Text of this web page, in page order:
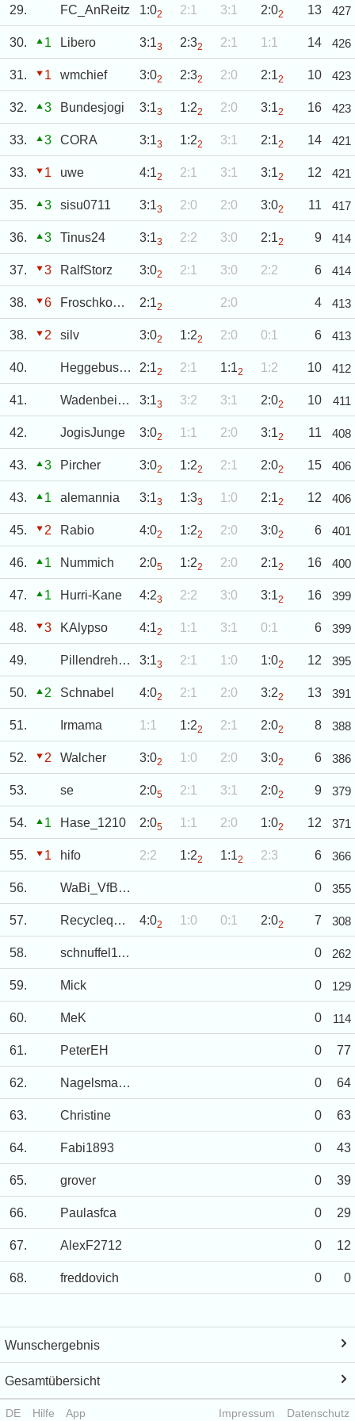
29. FC_AnReitz 1:02 2:1 3:1 2:02 13 427
30. 1 Libero 3:13 2:32 2:1 1:1 14 426
31. 1 wmchief 3:02 2:32 2:0 2:12 10 423
32. 3 Bundesjogi 3:13 1:22 2:0 3:12 16 423
33. 3 CORA 3:13 1:22 3:1 2:12 14 421
33. 1 uwe 4:12 2:1 3:1 3:12 12 421
35. 3 sisu0711 3:13 2:0 2:0 3:02 11 417
36. 3 Tinus24 3:13 2:2 3:0 2:12 9 414
37. 3 RalfStorz 3:02 2:1 3:0 2:2 6 414
38. 6 Froschkoenigin 2:12 2:0 4 413
38. 2 silv 3:02 1:22 2:0 0:1 6 413
40. Heggebusch 2:12 2:1 1:12 1:2 10 412
41. Wadenbeißer 3:13 3:2 3:1 2:02 10 411
42. JogisJunge 3:02 1:1 2:0 3:12 11 408
43. 3 Pircher 3:02 1:22 2:1 2:02 15 406
43. 1 alemannia 3:13 1:33 1:0 2:12 12 406
45. 2 Rabio 4:02 1:22 2:0 3:02 6 401
46. 1 Nummich 2:05 1:22 2:0 2:12 16 400
47. 1 Hurri-Kane 4:23 2:2 3:0 3:12 16 399
48. 3 KAlypso 4:12 1:1 3:1 0:1 6 399
49. Pillendreher04 3:13 2:1 1:0 1:02 12 395
50. 2 Schnabel 4:02 2:1 2:0 3:22 13 391
51. Irmama 1:1 1:22 2:1 2:02 8 388
52. 2 Walcher 3:02 1:0 2:0 3:02 6 386
53. se 2:05 2:1 3:1 2:02 9 379
54. 1 Hase_1210 2:05 1:1 2:0 1:02 12 371
55. 1 hifo 2:2 1:22 1:12 2:3 6 366
56. WaBi_VfB_rulez 0 355
57. Recyclequeen 4:02 1:0 0:1 2:02 7 308
58. schnuffel1172 0 262
59. Mick 0 129
60. MeK 0 114
61. PeterEH 0 77
62. Nagelsmann 0 64
63. Christine 0 63
64. Fabi1893 0 43
65. grover 0 39
66. Paulasfca 0 29
67. AlexF2712 0 12
68. freddovich 0 0
Wunschergebnis
Gesamtübersicht
DE Hilfe App Impressum Datenschutz